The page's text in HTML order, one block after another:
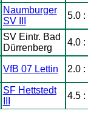
Naumburger
SV III
5.0 :
SV Eintr. Bad
Dürrenberg
4.0 :
VfB 07 Lettin 2.0 :
SF Hettstedt
4.5 :